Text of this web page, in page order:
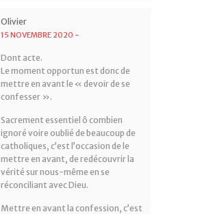
Olivier
15 NOVEMBRE 2020 -
Dont acte.
Le moment opportun est donc de
mettre en avant le « devoir de se
confesser ».
Sacrement essentiel ô combien
ignoré voire oublié de beaucoup de
catholiques, c’est l’occasion de le
mettre en avant, de redécouvrir la
vérité sur nous-même en se
réconciliant avec Dieu.
Mettre en avant la confession, c’est